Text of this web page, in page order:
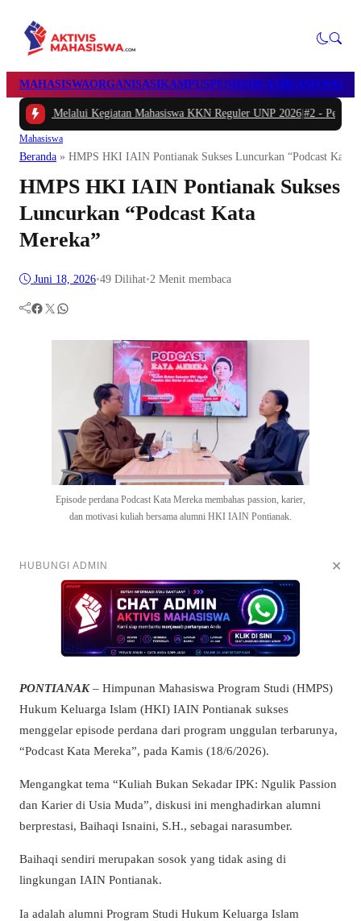
MAHASISWAORGANISASIKAMPUSPENDIDIKANBEASISWA
Kegiatan Mahasiswa KKN Reguler UNP 2026|#2 -Peduli Generasi Sehat,
Mahasiswa
Beranda » HMPS HKI IAIN Pontianak Sukses Luncurkan “Podcast Kata
HMPS HKI IAIN Pontianak Sukses
Luncurkan “Podcast Kata
Mereka”
Juni 18, 2026•49 Dilihat•2 Menit membaca
Facebook Twitter WhatsApp
Episode perdana Podcast Kata Mereka membahas passion, karier,
dan motivasi kuliah bersama alumni HKI IAIN Pontianak.
HUBUNGI ADMIN ✕
PONTIANAK– Himpunan Mahasiswa Program Studi (HMPS)
Hukum Keluarga Islam (HKI) IAIN Pontianak sukses
menggelar episode perdana dari program unggulan terbarunya,
“Podcast Kata Mereka”, pada Kamis (18/6/2026).
Mengangkat tema “Kuliah Bukan Sekadar IPK: Ngulik Passion
dan Karier di Usia Muda”, diskusi ini menghadirkan alumni
berprestasi, Baihaqi Isnaini, S.H., sebagai narasumber.
Baihaqi sendiri merupakan sosok yang tidak asing di
lingkungan IAIN Pontianak.
Ia adalah alumni Program Studi Hukum Keluarga Islam